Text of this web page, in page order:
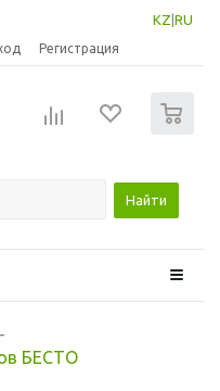
KZ RU
Регистрация
Найти
-
БЕСТО